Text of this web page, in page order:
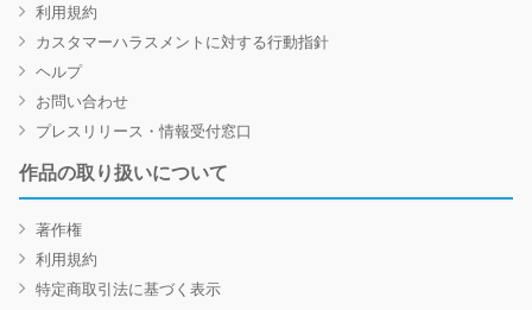
利用規約
カスタマーハラスメントに対する行動指針
ヘルプ
お問い合わせ
プレスリリース・情報受付窓口
作品の取り扱いについて
著作権
利用規約
特定商取引法に基づく表示